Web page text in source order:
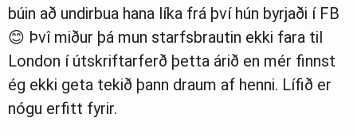
búin að undirbua hana líka frá því hún byrjaði í FB
😊 Þvî miður þá mun starfsbrautin ekki fara til
London í útskriftarferð þetta árið en mér finnst
ég ekki geta tekið þann draum af henni. Lífið er
nógu erfitt fyrir.